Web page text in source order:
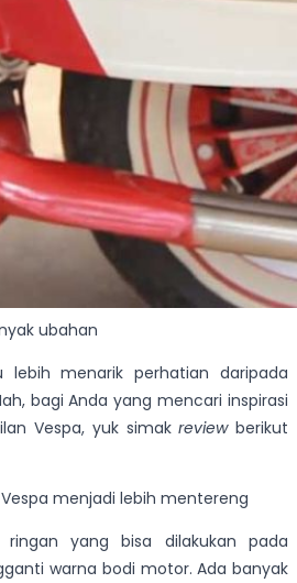
ubahan
lebih menarik perhatian daripada
bagi Anda yang mencari inspirasi
Vespa, yuk simakreviewberikut
menjadi lebih mentereng
ringan yang bisa dilakukan pada
warna bodi motor. Ada banyak